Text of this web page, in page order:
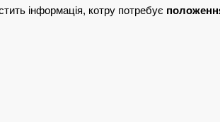
інформація, котру потребує